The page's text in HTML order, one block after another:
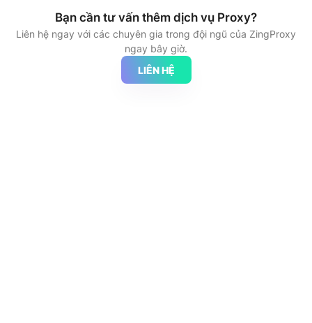
Bạn cần tư vấn thêm dịch vụ Proxy?
Liên hệ ngay với các chuyên gia trong đội ngũ của ZingProxy
ngay bây giờ.
LIÊN HỆ